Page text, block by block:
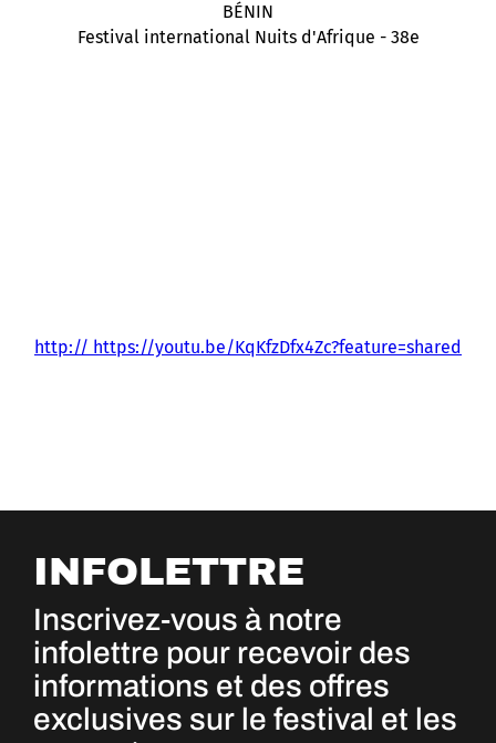
BÉNIN
Festival international Nuits d'Afrique - 38e
http:// https://youtu.be/KqKfzDfx4Zc?feature=shared
INFOLETTRE
Inscrivez-vous à notre
infolettre pour recevoir des
informations et des offres
exclusives sur le festival et les